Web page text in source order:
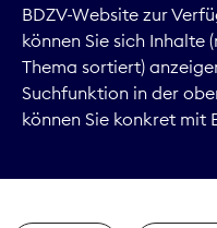
BDZV-Website zur
können Sie sich Inhalte
Thema sortiert)
Suchfunktion in der
können Sie konkret mit